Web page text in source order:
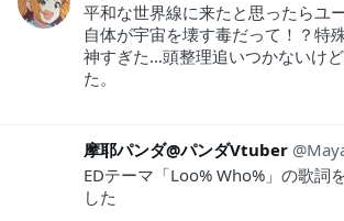
平和な世界線に来たと思ったらユ
自体が宇宙を壊す毒だって！？特
神すぎた…頭整理追いつかないけ
た。
摩耶パンダ@パンダVtuber
EDテーマ「Loo% Who%」の歌詞
した